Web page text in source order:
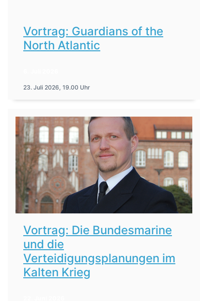
Vortrag: Guardians of the
North Atlantic
23. Juli 2026, 19.00 Uhr
Vortrag: Die Bundesmarine
und die
Verteidigungsplanungen im
Kalten Krieg